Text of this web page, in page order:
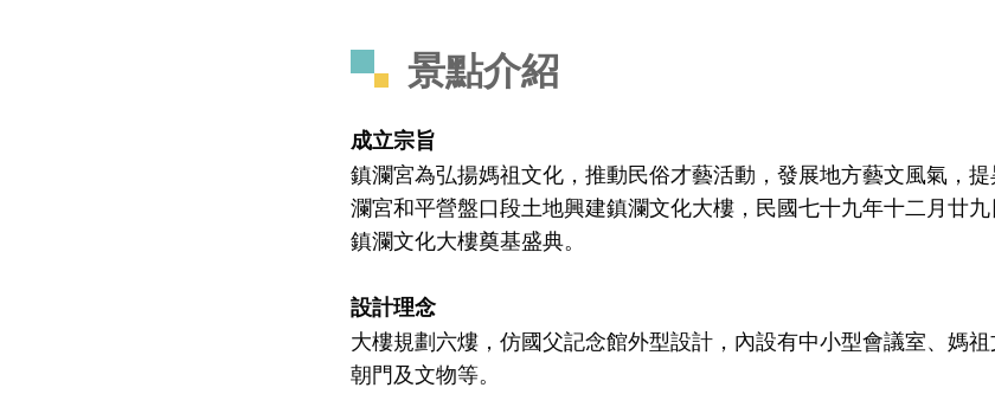
景點介紹
成立宗旨
鎮瀾宮為弘揚媽祖文化，推動民俗才藝活動，發展地方藝文風氣，
瀾宮和平營盤口段土地興建鎮瀾文化大樓，民國七十九年十二月廿
鎮瀾文化大樓奠基盛典。
設計理念
大樓規劃六熡，仿國父記念館外型設計，內設有中小型會議室、媽
朝門及文物等。